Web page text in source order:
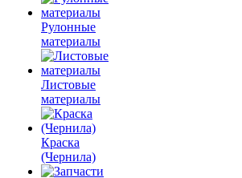
Рулонные
материалы
Листовые
материалы
Краска
(Чернила)